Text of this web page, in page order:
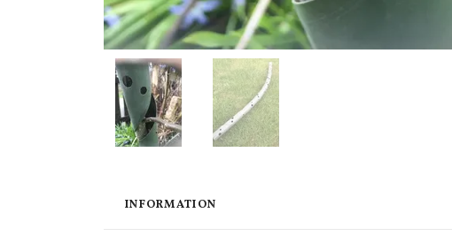
INFORMATION